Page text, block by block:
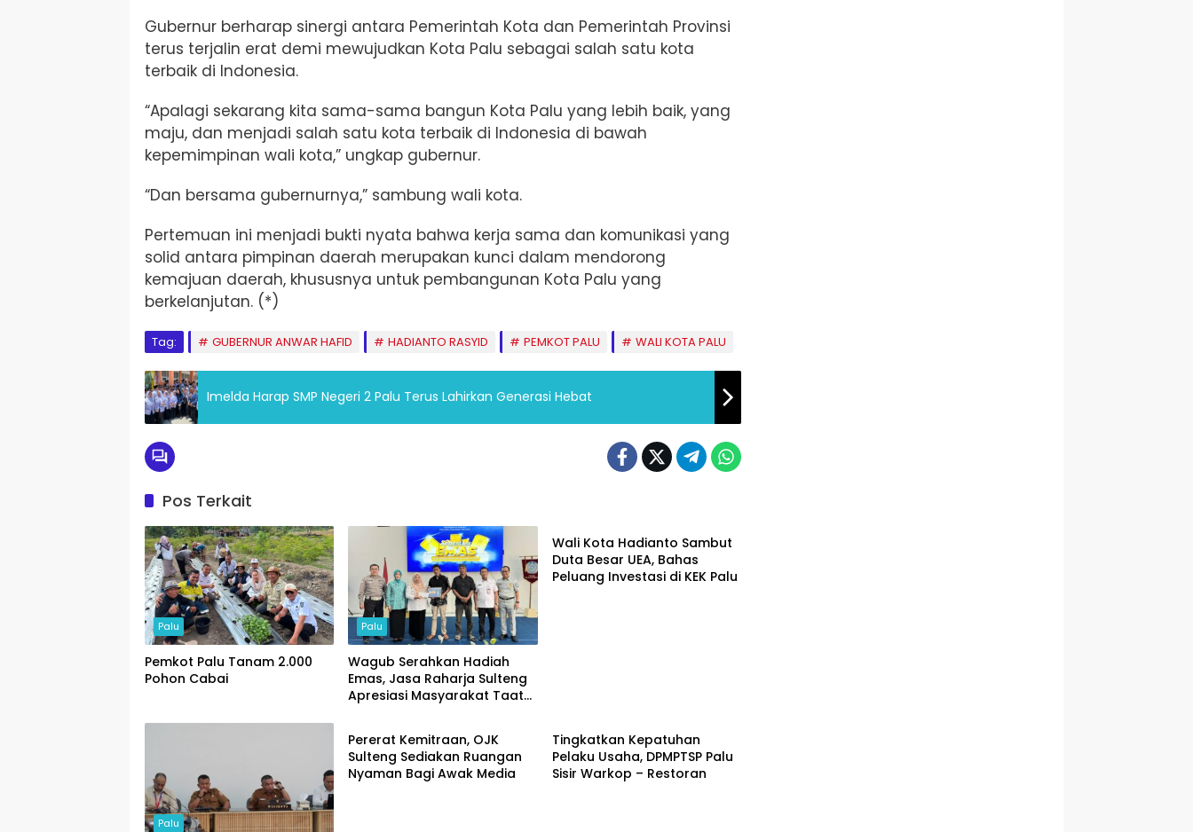
Gubernur berharap sinergi antara Pemerintah Kota dan Pemerintah Provinsi
terus terjalin erat demi mewujudkan Kota Palu sebagai salah satu kota
terbaik di Indonesia.
“Apalagi sekarang kita sama-sama bangun Kota Palu yang lebih baik, yang
maju, dan menjadi salah satu kota terbaik di Indonesia di bawah
kepemimpinan wali kota,” ungkap gubernur.
“Dan bersama gubernurnya,” sambung wali kota.
Pertemuan ini menjadi bukti nyata bahwa kerja sama dan komunikasi yang
solid antara pimpinan daerah merupakan kunci dalam mendorong
kemajuan daerah, khususnya untuk pembangunan Kota Palu yang
berkelanjutan. (*)
Tag: GUBERNUR ANWAR HAFID HADIANTO RASYID PEMKOT PALU WALI KOTA PALU
Imelda Harap SMP Negeri 2 Palu Terus Lahirkan Generasi Hebat
Pos Terkait
Palu
Pemkot Palu Tanam 2.000
Pohon Cabai
Palu
Wagub Serahkan Hadiah
Emas, Jasa Raharja Sulteng
Apresiasi Masyarakat Taat
Wali Kota Hadianto Sambut
Duta Besar UEA, Bahas
Peluang Investasi di KEK Palu
Palu
Palu
Pererat Kemitraan, OJK
Sulteng Sediakan Ruangan
Nyaman Bagi Awak Media
Tingkatkan Kepatuhan
Pelaku Usaha, DPMPTSP Palu
Sisir Warkop – Restoran